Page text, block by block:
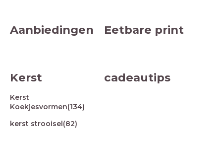
Aanbiedingen Eetbare print
Kerst
Kerst
Koekjesvormen(134)
kerst strooisel(82)
cadeautips